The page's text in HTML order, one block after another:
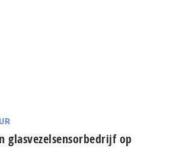
glasvezelsensorbedrijf op